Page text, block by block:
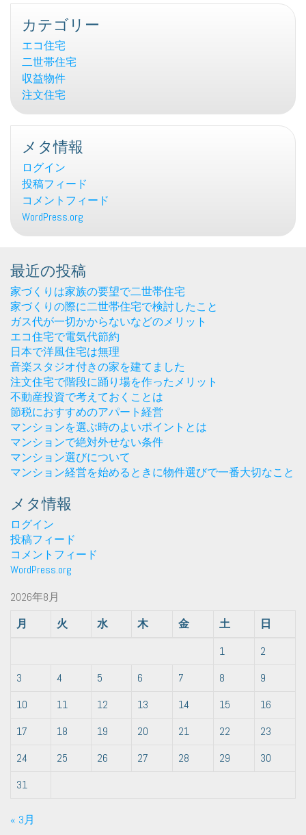
カテゴリー
エコ住宅
二世帯住宅
収益物件
注文住宅
メタ情報
ログイン
投稿フィード
コメントフィード
WordPress.org
最近の投稿
家づくりは家族の要望で二世帯住宅
家づくりの際に二世帯住宅で検討したこと
ガス代が一切かからないなどのメリット
エコ住宅で電気代節約
日本で洋風住宅は無理
音楽スタジオ付きの家を建てました
注文住宅で階段に踊り場を作ったメリット
不動産投資で考えておくことは
節税におすすめのアパート経営
マンションを選ぶ時のよいポイントとは
マンションで絶対外せない条件
マンション選びについて
マンション経営を始めるときに物件選びで一番大切なこと
メタ情報
ログイン
投稿フィード
コメントフィード
WordPress.org
2026年8月
月
火 水 木 金 土
日
1
2
3
4 5 6 7 8
9
10
11 12 13 14 15
16
17
18 19 20 21 22
23
24
25 26 27 28 29
30
31
« 3月